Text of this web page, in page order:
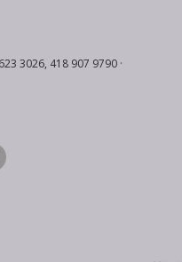
3026, 418 907 9790 ·